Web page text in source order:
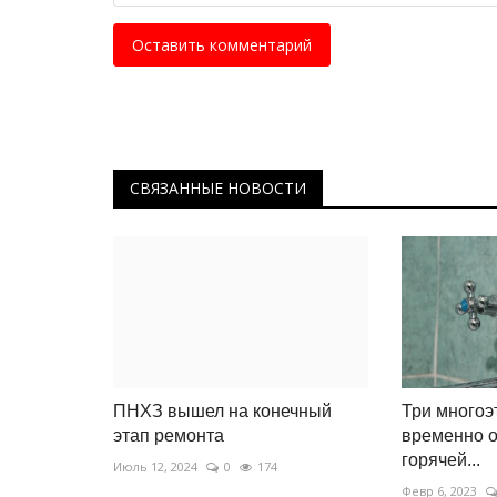
Оставить комментарий
СВЯЗАННЫЕ НОВОСТИ
ПНХЗ вышел на конечный
этап ремонта
Июль 12, 2024 0 174
Три
временно
горячей...
Февр 6, 2023